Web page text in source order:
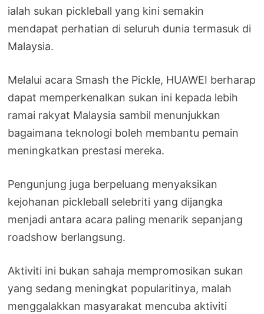
ialah sukan pickleball yang kini semakin
mendapat perhatian di seluruh dunia termasuk di
Malaysia.
Melalui acara Smash the Pickle, HUAWEI berharap
dapat memperkenalkan sukan ini kepada lebih
ramai rakyat Malaysia sambil menunjukkan
bagaimana teknologi boleh membantu pemain
meningkatkan prestasi mereka.
Pengunjung juga berpeluang menyaksikan
kejohanan pickleball selebriti yang dijangka
menjadi antara acara paling menarik sepanjang
roadshow berlangsung.
Aktiviti ini bukan sahaja mempromosikan sukan
yang sedang meningkat popularitinya, malah
menggalakkan masyarakat mencuba aktiviti